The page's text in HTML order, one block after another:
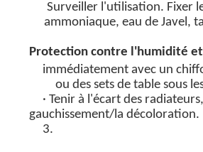
Surveiller l'utilisation. Fixer
ammoniaque, eau de Javel,
Protection contre l'humidité
immédiatementavec un
ou des sets de table sous
· Tenir à l'écart des
gauchissement/la décoloration.
3.